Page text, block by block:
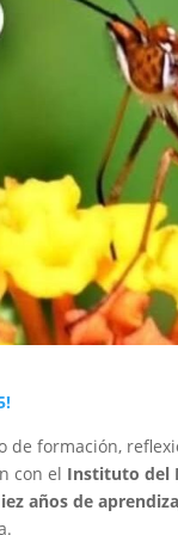
de formación,
con el Instituto del
años de